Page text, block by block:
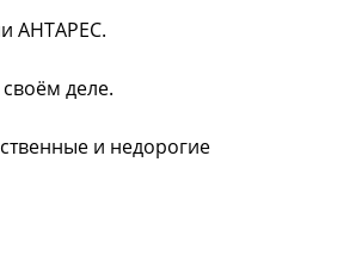
АНТАРЕС.
деле.
и недорогие